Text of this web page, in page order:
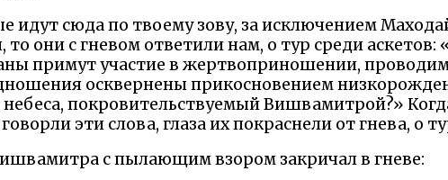
идут сюда по твоему зову, за исключением
то они с гневом ответили нам, о тур среди
примут участие в жертвоприношении,
осквернены прикосновением
небеса, покровительствуемый Вишвамитрой?»
эти слова, глаза их покраснели от гнева, о
с пылающим взором закричал в гневе: